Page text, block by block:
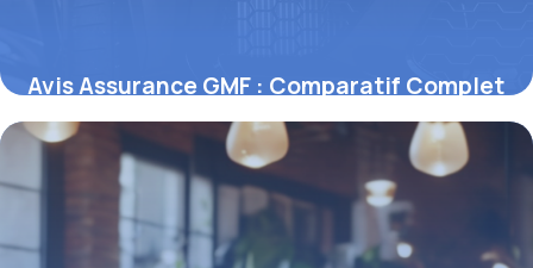
Avis Assurance GMF : Comparatif Complet
2026
16 mai 2026